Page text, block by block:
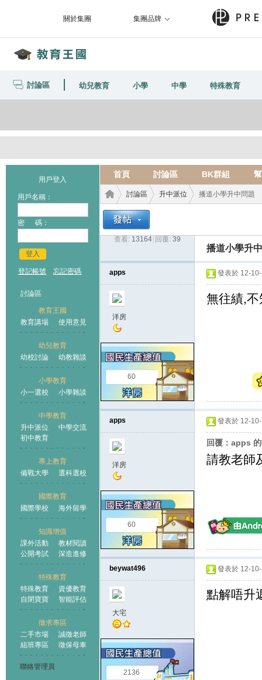
關於集團 集團品牌
討論區 幼兒教育 小學 中學 特殊教育
用戶登入
用戶名稱：
密 碼：
登入
登記帳號 忘記密碼
討論區
教育王國
教育講場
使用意見
幼兒教育
幼校討論
幼教雜談
小學教育
小一選校
小學雜談
中學教育
升中派位
中學交流
初中教育
專上教育
備戰大學
選科選校
國際教育
國際學校
海外留學
知識增值
課外活動
教材閱讀
公開考試
深造進修
特殊教育
特殊教育
資優教育
自閉寶寶
智能評估
徵求專區
二手市場
誠徵老師
組班專區
徵保母車
聯絡管理員
首頁 討論區 BK群組
教育
王國
›
討論區 升中派位 播道小學升中問題
查看: 13164 回覆: 39
播道小學升
apps
洋房
60
發表於 12-
無往績,
apps
洋房
60
發表於 12-
回覆：apps
請教老師
beywat496
大宅
2136
發表於 12-
點解唔升